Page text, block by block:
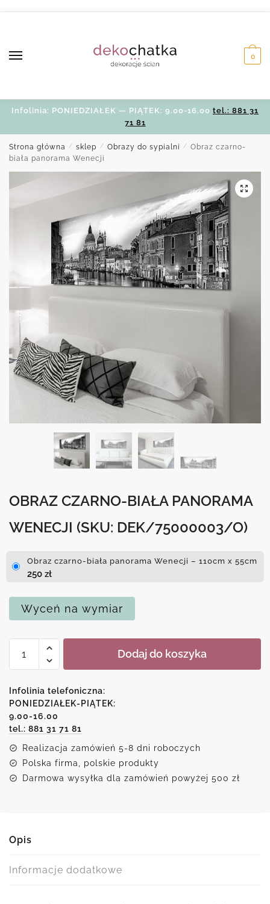
0
Infolinia: PONIEDZIAŁEK — PIĄTEK: 9.00-16.00 tel.: 881 31
71 81
Strona główna / sklep / Obrazy do sypialni / Obraz czarno-
biała panorama Wenecji
OBRAZ CZARNO-BIAŁA PANORAMA
WENECJI (SKU: DEK/75000003/O)
Obraz czarno-biała panorama Wenecji – 110cm x 55cm
250 zł
Wyceń na wymiar
Obraz
biała
panorama
Wenecji
Dodaj do koszyka
Infolinia telefoniczna:
PONIEDZIAŁEK-PIĄTEK:
9.00-16.00
tel.: 881 31 71 81
Realizacja zamówień 5-8 dni roboczych
Polska firma, polskie produkty
Darmowa wysyłka dla zamówień powyżej 500 zł
Opis
Informacje dodatkowe